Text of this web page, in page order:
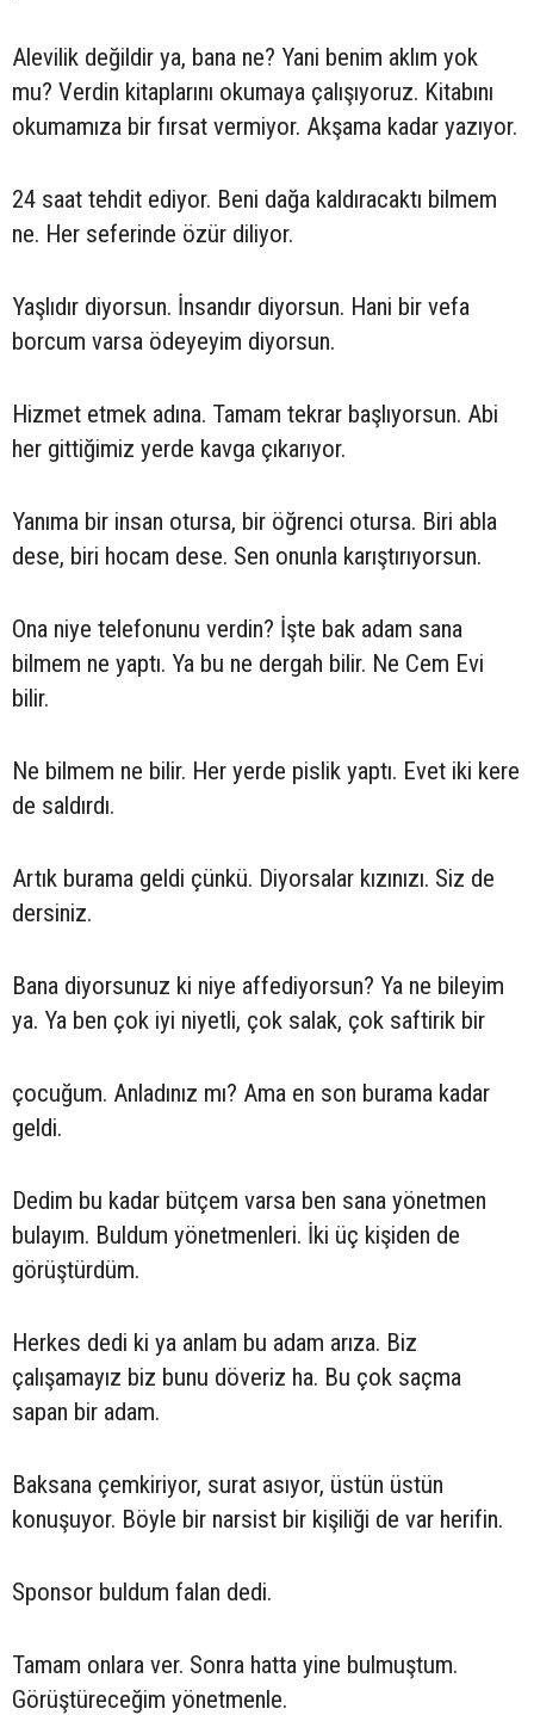
Alevilik değildir ya, bana ne? Yani benim aklım yok
mu? Verdin kitaplarını okumaya çalışıyoruz. Kitabını
okumamıza bir fırsat vermiyor. Akşama kadar yazıyor.
24 saat tehdit ediyor. Beni dağa kaldıracaktı bilmem
ne. Her seferinde özür diliyor.
Yaşlıdır diyorsun. İnsandır diyorsun. Hani bir vefa
borcum varsa ödeyeyim diyorsun.
Hizmet etmek adına. Tamam tekrar başlıyorsun. Abi
her gittiğimiz yerde kavga çıkarıyor.
Yanıma bir insan otursa, bir öğrenci otursa. Biri abla
dese, biri hocam dese. Sen onunla karıştırıyorsun.
Ona niye telefonunu verdin? İşte bak adam sana
bilmem ne yaptı. Ya bu ne dergah bilir. Ne Cem Evi
bilir.
Ne bilmem ne bilir. Her yerde pislik yaptı. Evet iki kere
de saldırdı.
Artık burama geldi çünkü. Diyorsalar kızınızı. Siz de
dersiniz.
Bana diyorsunuz ki niye affediyorsun? Ya ne bileyim
ya. Ya ben çok iyi niyetli, çok salak, çok saftirik bir
çocuğum. Anladınız mı? Ama en son burama kadar
geldi.
Dedim bu kadar bütçem varsa ben sana yönetmen
bulayım. Buldum yönetmenleri. İki üç kişiden de
görüştürdüm.
Herkes dedi ki ya anlam bu adam arıza. Biz
çalışamayız biz bunu döveriz ha. Bu çok saçma
sapan bir adam.
Baksana çemkiriyor, surat asıyor, üstün üstün
konuşuyor. Böyle bir narsist bir kişiliği de var herifin.
Sponsor buldum falan dedi.
Tamam onlara ver. Sonra hatta yine bulmuştum.
Görüştüreceğim yönetmenle.